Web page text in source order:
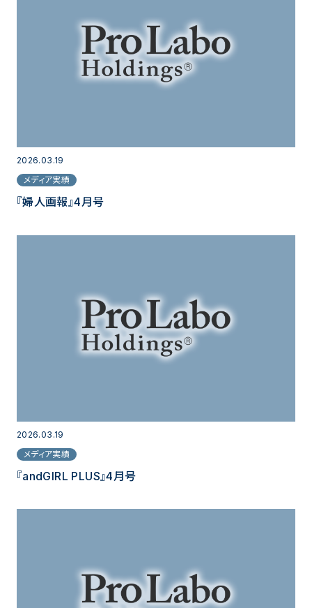
2026.03.19
メディア実績
『婦人画報』4月号
2026.03.19
メディア実績
『andGIRL PLUS』4月号